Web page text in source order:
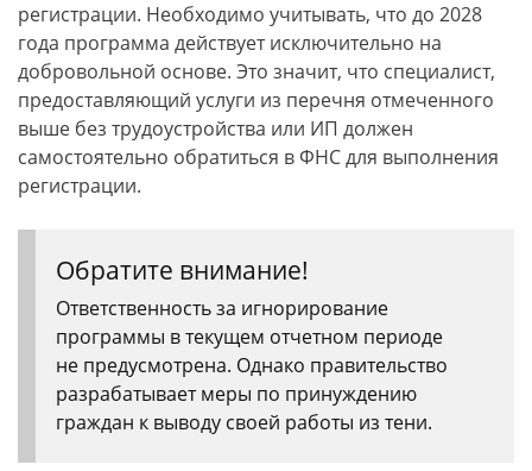
регистрации. Необходимо учитывать, что до 2028
года программа действует исключительно на
добровольной основе. Это значит, что специалист,
предоставляющий услуги из перечня отмеченного
выше без трудоустройства или ИП должен
самостоятельно обратиться в ФНС для выполнения
регистрации.
Обратите внимание!
Ответственность за игнорирование
программы в текущем отчетном периоде
не предусмотрена. Однако правительство
разрабатывает меры по принуждению
граждан к выводу своей работы из тени.